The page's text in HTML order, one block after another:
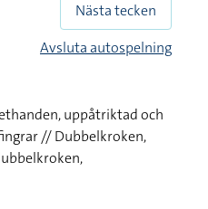
Nästa tecken
Avsluta autospelning
uppåtriktad och
// Dubbelkroken,